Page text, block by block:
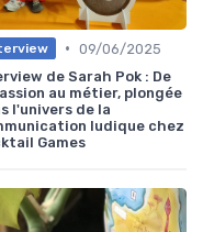
• 09/06/2025
de Sarah Pok : De
au métier, plongée
l'univers de la
ludique chez
Games